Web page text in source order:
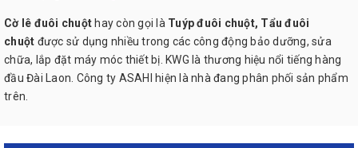
Cờ lê đuôi chuột hay còn gọi là Tuýp đuôi chuột, Tẩu đuôi
chuột được sử dụng nhiều trong các công động bảo dưỡng, sửa
chữa, lắp đặt máy móc thiết bị. KWG là thương hiệu nổi tiếng hàng
đầu Đài Laon. Công ty ASAHI hiện là nhà đang phân phối sản phẩm
trên.